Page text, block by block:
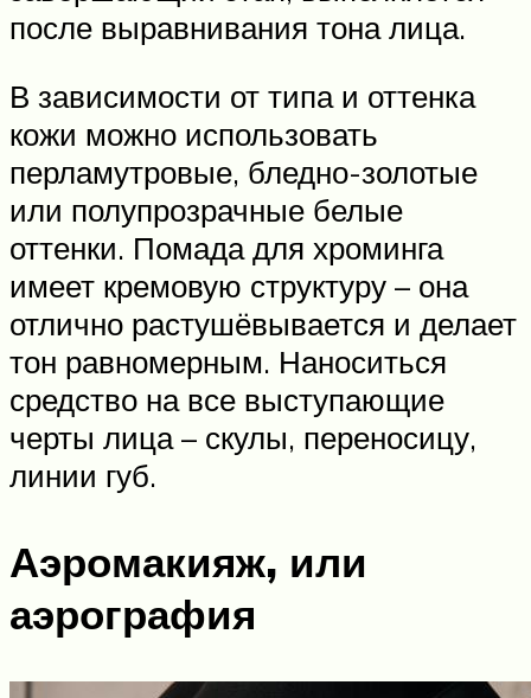
после выравнивания тона лица.
В зависимости от типа и оттенка
кожи можно использовать
перламутровые, бледно-золотые
или полупрозрачные белые
оттенки. Помада для хроминга
имеет кремовую структуру – она
отлично растушёвывается и делает
тон равномерным. Наноситься
средство на все выступающие
черты лица – скулы, переносицу,
линии губ.
Аэромакияж, или
аэрография